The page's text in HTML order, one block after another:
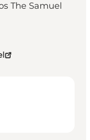
The Samuel